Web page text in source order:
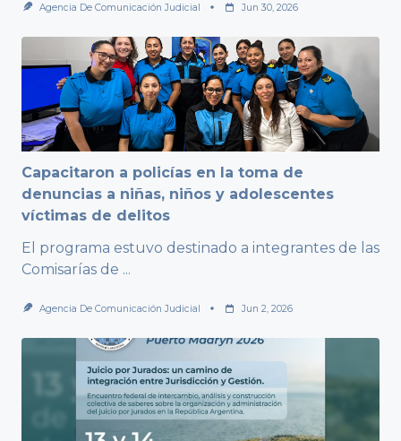
Agencia De Comunicación Judicial Jun 30, 2026
Capacitaron a policías en la toma de
denuncias a niñas, niños y adolescentes
víctimas de delitos
El programa estuvo destinado a integrantes de las
Comisarías de ...
Agencia De Comunicación Judicial Jun 2, 2026